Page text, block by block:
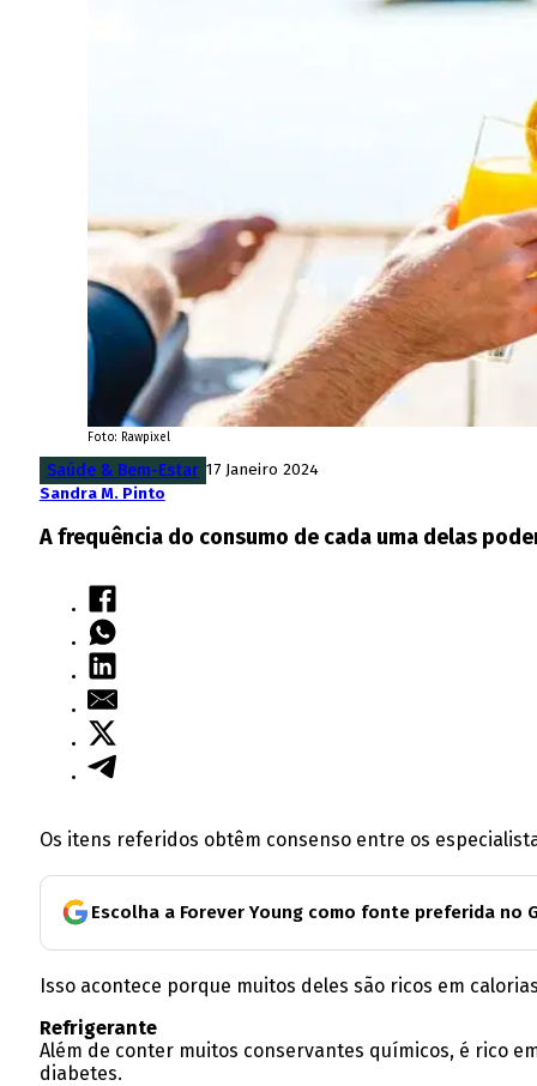
Foto: Rawpixel
Saúde & Bem-Estar 17 Janeiro 2024
Sandra M. Pinto
A frequência do consumo de cada uma delas
Os itens referidos obtêm consenso entre os
Escolha a Forever Young como fonte preferida no
Isso acontece porque muitos deles são ricos em
Refrigerante
Além de conter muitos conservantes químicos, é rico
diabetes.